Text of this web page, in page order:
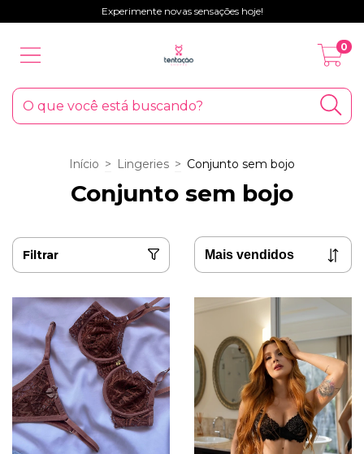
Experimente novas sensações hoje!
0
Início > Lingeries > Conjunto sem bojo
Conjunto sem bojo
Filtrar